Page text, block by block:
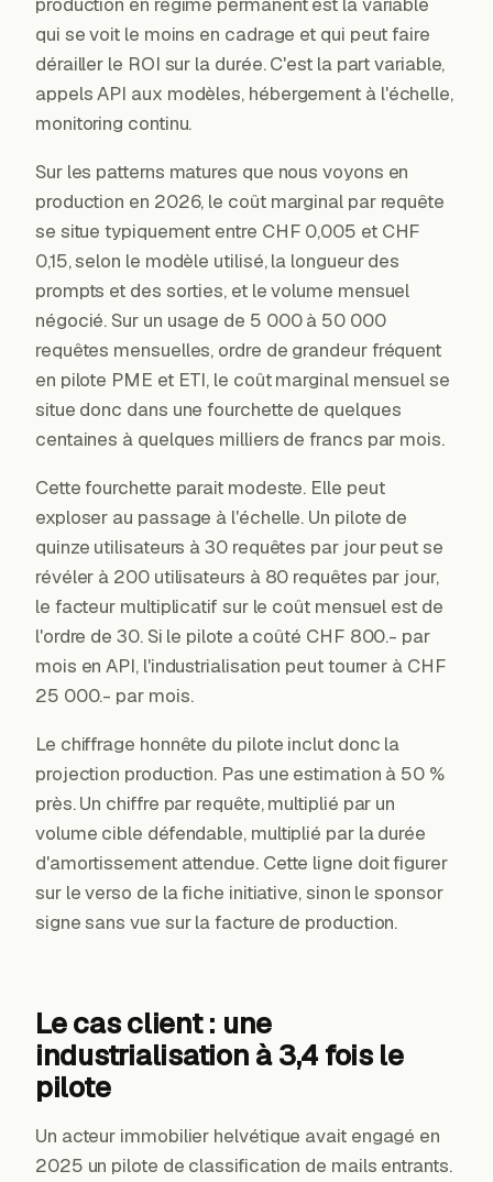
qui se voit le moins en cadrage et qui peut faire
dérailler le ROI sur la durée. C'est la part variable,
appels API aux modèles, hébergement à l'échelle,
monitoring continu.
Sur les patterns matures que nous voyons en
production en 2026, le coût marginal par requête
se situe typiquement entre CHF 0,005 et CHF
0,15, selon le modèle utilisé, la longueur des
prompts et des sorties, et le volume mensuel
négocié. Sur un usage de 5 000 à 50 000
requêtes mensuelles, ordre de grandeur fréquent
en pilote PME et ETI, le coût marginal mensuel se
situe donc dans une fourchette de quelques
centaines à quelques milliers de francs par mois.
Cette fourchette parait modeste. Elle peut
exploser au passage à l'échelle. Un pilote de
quinze utilisateurs à 30 requêtes par jour peut se
révéler à 200 utilisateurs à 80 requêtes par jour,
le facteur multiplicatif sur le coût mensuel est de
l'ordre de 30. Si le pilote a coûté CHF 800.- par
mois en API, l'industrialisation peut tourner à CHF
25 000.- par mois.
Le chiffrage honnête du pilote inclut donc la
projection production. Pas une estimation à 50 %
près. Un chiffre par requête, multiplié par un
volume cible défendable, multiplié par la durée
d'amortissement attendue. Cette ligne doit figurer
sur le verso de la fiche initiative, sinon le sponsor
signe sans vue sur la facture de production.
Le cas client : une
industrialisation à 3,4 fois le
pilote
Un acteur immobilier helvétique avait engagé en
2025 un pilote de classification de mails entrants.